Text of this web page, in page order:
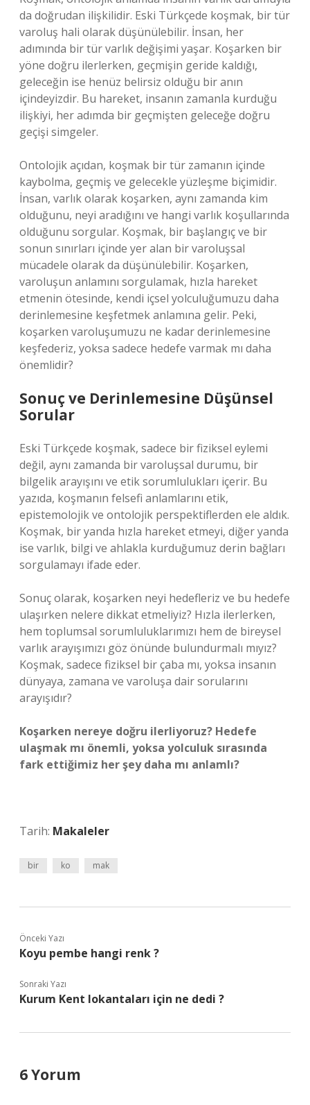
da doğrudan ilişkilidir. Eski Türkçede koşmak, bir tür
varoluş hali olarak düşünülebilir. İnsan, her
adımında bir tür varlık değişimi yaşar. Koşarken bir
yöne doğru ilerlerken, geçmişin geride kaldığı,
geleceğin ise henüz belirsiz olduğu bir anın
içindeyizdir. Bu hareket, insanın zamanla kurduğu
ilişkiyi, her adımda bir geçmişten geleceğe doğru
geçişi simgeler.
Ontolojik açıdan, koşmak bir tür zamanın içinde
kaybolma, geçmiş ve gelecekle yüzleşme biçimidir.
İnsan, varlık olarak koşarken, aynı zamanda kim
olduğunu, neyi aradığını ve hangi varlık koşullarında
olduğunu sorgular. Koşmak, bir başlangıç ve bir
sonun sınırları içinde yer alan bir varoluşsal
mücadele olarak da düşünülebilir. Koşarken,
varoluşun anlamını sorgulamak, hızla hareket
etmenin ötesinde, kendi içsel yolculuğumuzu daha
derinlemesine keşfetmek anlamına gelir. Peki,
koşarken varoluşumuzu ne kadar derinlemesine
keşfederiz, yoksa sadece hedefe varmak mı daha
önemlidir?
Sonuç ve Derinlemesine Düşünsel
Sorular
Eski Türkçede koşmak, sadece bir fiziksel eylemi
değil, aynı zamanda bir varoluşsal durumu, bir
bilgelik arayışını ve etik sorumlulukları içerir. Bu
yazıda, koşmanın felsefi anlamlarını etik,
epistemolojik ve ontolojik perspektiflerden ele aldık.
Koşmak, bir yanda hızla hareket etmeyi, diğer yanda
ise varlık, bilgi ve ahlakla kurduğumuz derin bağları
sorgulamayı ifade eder.
Sonuç olarak, koşarken neyi hedefleriz ve bu hedefe
ulaşırken nelere dikkat etmeliyiz? Hızla ilerlerken,
hem toplumsal sorumluluklarımızı hem de bireysel
varlık arayışımızı göz önünde bulundurmalı mıyız?
Koşmak, sadece fiziksel bir çaba mı, yoksa insanın
dünyaya, zamana ve varoluşa dair sorularını
arayışıdır?
Koşarken nereye doğru ilerliyoruz? Hedefe
ulaşmak mı önemli, yoksa yolculuk sırasında
fark ettiğimiz her şey daha mı anlamlı?
Tarih: Makaleler
bir ko mak
Önceki Yazı
Koyu pembe hangi renk ?
Sonraki Yazı
Kurum Kent lokantaları için ne dedi ?
6 Yorum